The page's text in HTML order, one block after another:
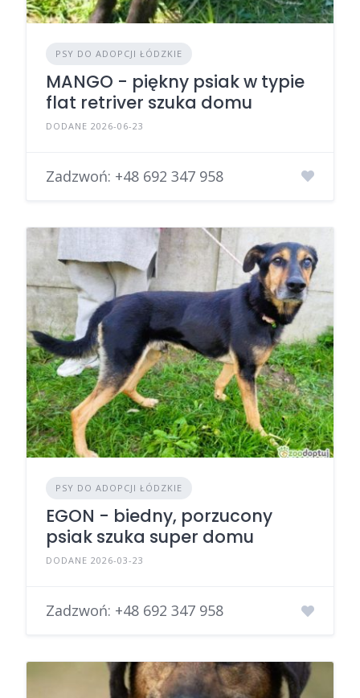
PSY DO ADOPCJI ŁÓDZKIE
MANGO - piękny psiak w typie
flat retriver szuka domu
DODANE 2026-06-23
Zadzwoń: +48 692 347 958
PSY DO ADOPCJI ŁÓDZKIE
EGON - biedny, porzucony
psiak szuka super domu
DODANE 2026-03-23
Zadzwoń: +48 692 347 958